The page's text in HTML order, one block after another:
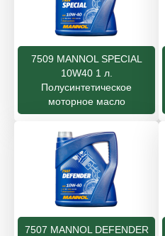
7509 MANNOL SPECIAL
10W40 1 л.
Полусинтетическое
моторное масло
7507 MANNOL DEFENDER